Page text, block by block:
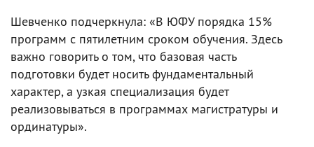
Шевченко подчеркнула: «В ЮФУ порядка 15%
программ с пятилетним сроком обучения. Здесь
важно говорить о том, что базовая часть
подготовки будет носить фундаментальный
характер, а узкая специализация будет
реализовываться в программах магистратуры и
ординатуры».